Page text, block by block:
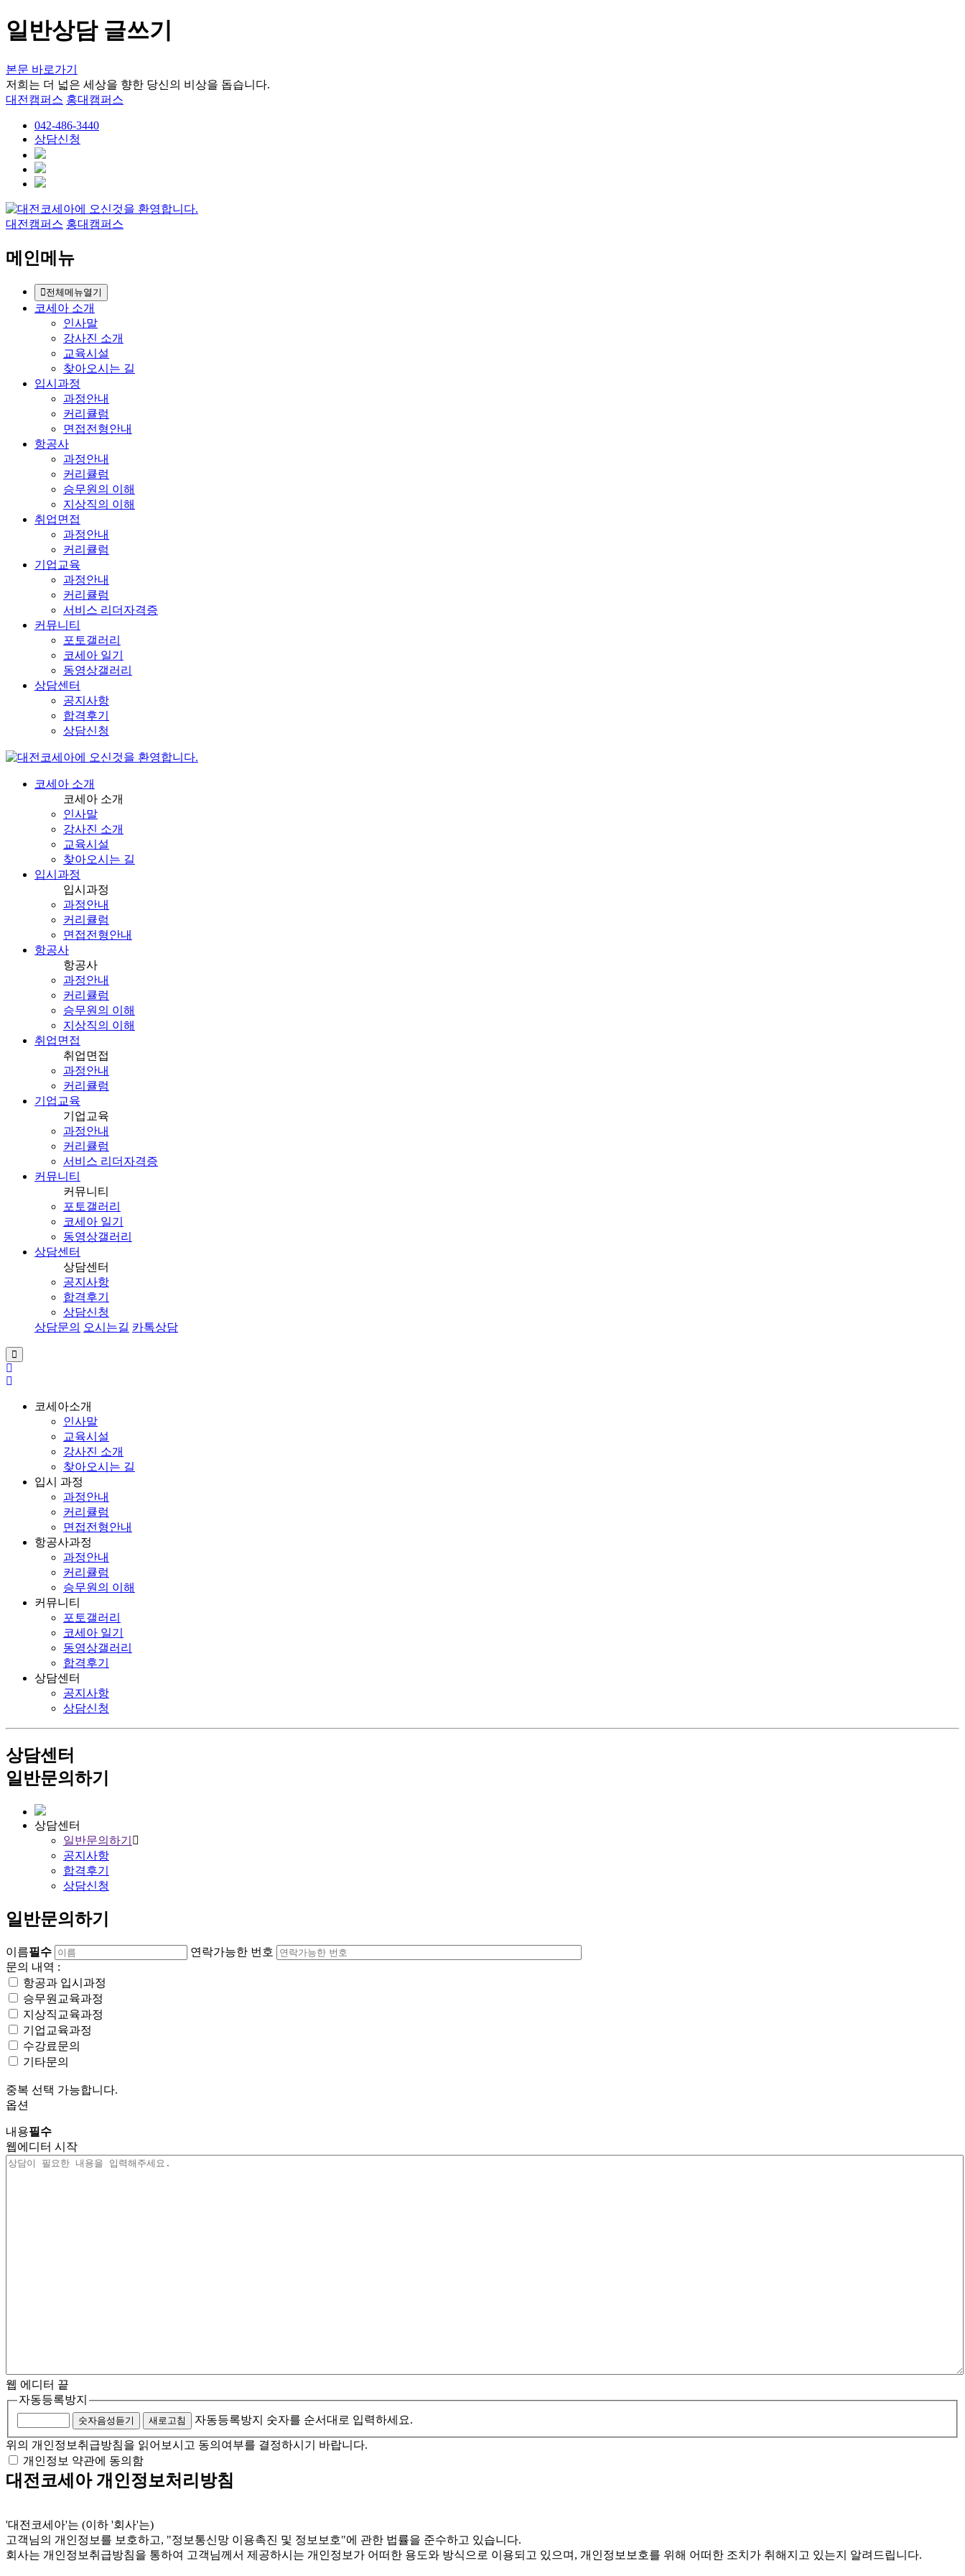
일반상담 글쓰기
본문 바로가기
저희는 더 넓은 세상을 향한 당신의 비상을 돕습니다.
대전캠퍼스 홍대캠퍼스
042-486-3440
상담신청
대전캠퍼스 홍대캠퍼스
메인메뉴
전체메뉴열기
코세아 소개
인사말
강사진 소개
교육시설
찾아오시는 길
입시과정
과정안내
커리큘럼
면접전형안내
항공사
과정안내
커리큘럼
승무원의 이해
지상직의 이해
취업면접
과정안내
커리큘럼
기업교육
과정안내
커리큘럼
서비스 리더자격증
커뮤니티
포토갤러리
코세아 일기
동영상갤러리
상담센터
공지사항
합격후기
상담신청
코세아 소개
코세아 소개
인사말
강사진 소개
교육시설
찾아오시는 길
입시과정
입시과정
과정안내
커리큘럼
면접전형안내
항공사
항공사
과정안내
커리큘럼
승무원의 이해
지상직의 이해
취업면접
취업면접
과정안내
커리큘럼
기업교육
기업교육
과정안내
커리큘럼
서비스 리더자격증
커뮤니티
커뮤니티
포토갤러리
코세아 일기
동영상갤러리
상담센터
상담센터
공지사항
합격후기
상담신청
상담문의 오시는길 카톡상담
코세아소개
인사말
교육시설
강사진 소개
찾아오시는 길
입시 과정
과정안내
커리큘럼
면접전형안내
항공사과정
과정안내
커리큘럼
승무원의 이해
커뮤니티
포토갤러리
코세아 일기
동영상갤러리
합격후기
상담센터
공지사항
상담신청
상담센터
일반문의하기
상담센터
일반문의하기
공지사항
합격후기
상담신청
일반문의하기
이름필수
연락가능한 번호
문의 내역 :
항공과 입시과정
승무원교육과정
지상직교육과정
기업교육과정
수강료문의
기타문의
중복 선택 가능합니다.
옵션
내용필수
웹에디터 시작
웹 에디터 끝
자동등록방지
숫자음성듣기 새로고침 자동등록방지 숫자를 순서대로 입력하세요.
위의 개인정보취급방침을 읽어보시고 동의여부를 결정하시기 바랍니다.
개인정보 약관에 동의함
대전코세아 개인정보처리방침
'대전코세아'는 (이하 '회사'는)
고객님의 개인정보를 보호하고, "정보통신망 이용촉진 및 정보보호"에 관한 법률을 준수하고 있습니다.
회사는 개인정보취급방침을 통하여 고객님께서 제공하시는 개인정보가 어떠한 용도와 방식으로 이용되고 있으며, 개인정보보호를 위해 어떠한 조치가 취해지고 있는지 알려드립니다.